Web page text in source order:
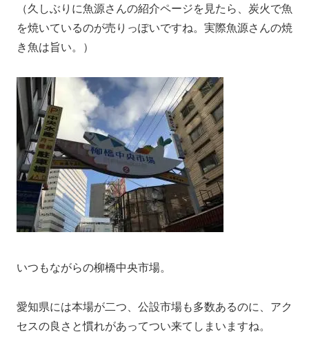
（久しぶりに魚源さんの紹介ページを見たら、炭火で魚
を焼いているのが売りっぽいですね。実際魚源さんの焼
き魚は旨い。）
いつもながらの柳橋中央市場。
愛知県には本場が二つ、公設市場も多数あるのに、アク
セスの良さと慣れがあってつい来てしまいますね。